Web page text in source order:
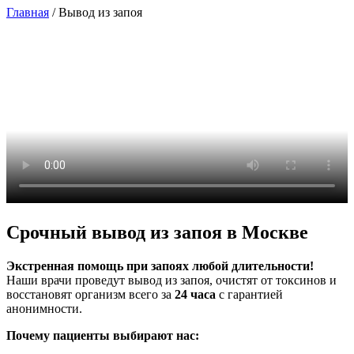
Главная /Вывод из запоя
Срочный вывод из запоя в Москве
Экстренная помощь при запоях любой длительности!
Наши врачи проведут вывод из запоя, очистят от токсинов и
восстановят организм всего за 24 часа с гарантией
анонимности.
Почему пациенты выбирают нас: